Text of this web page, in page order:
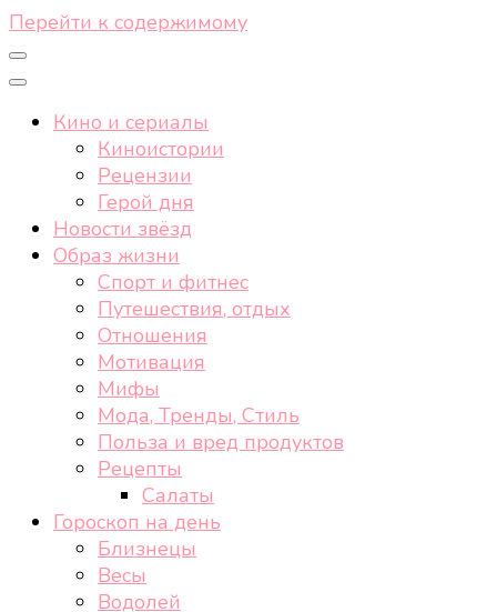
Перейти к содержимому
Кино и сериалы
Киноистории
Рецензии
Герой дня
Новости звёзд
Образ жизни
Спорт и фитнес
Путешествия, отдых
Отношения
Мотивация
Мифы
Мода, Тренды, Стиль
Польза и вред продуктов
Рецепты
Салаты
Гороскоп на день
Близнецы
Весы
Водолей